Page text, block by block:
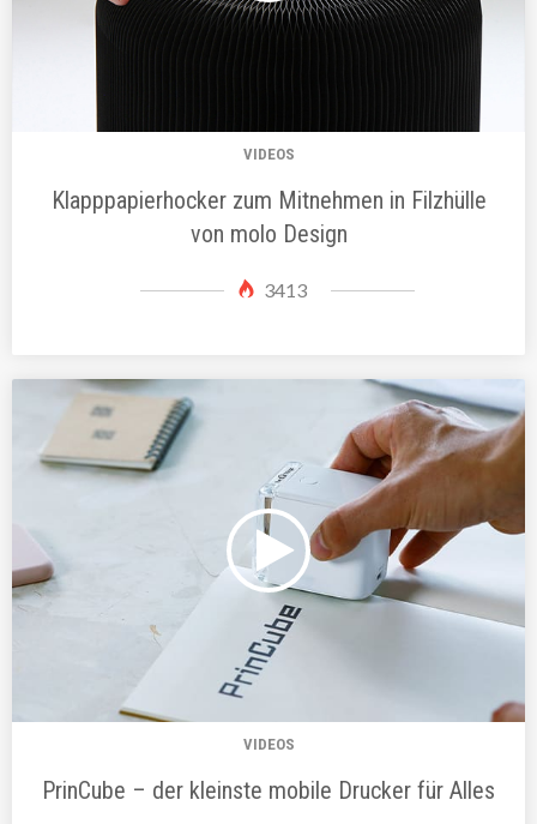
VIDEOS
Klapppapierhocker zum Mitnehmen in Filzhülle
von molo Design
3413
VIDEOS
PrinCube – der kleinste mobile Drucker für Alles